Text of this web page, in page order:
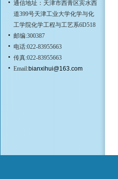
通信地址：天津市西青区宾水西
道399号天津工业大学化学与化
工学院化学工程与工艺系6D518
邮编:300387
电话:022-83955663
传真:022-83955663
Email:bianxihui@163.com